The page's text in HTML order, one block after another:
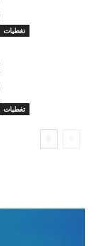
تغطيات
تغطيات